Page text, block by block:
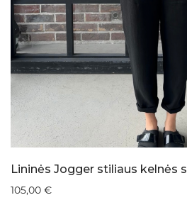
Lininės Jogger stiliaus kelnės
105,00 €